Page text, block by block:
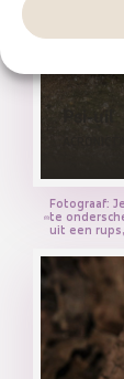
Psi-uil
Fotograaf:
te
uit een